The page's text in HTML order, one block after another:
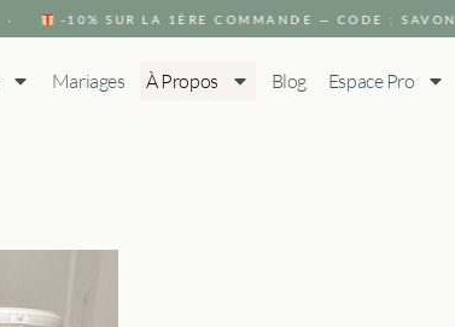
-10% SUR LA 1ÈRE COMMANDE — CODE : SAVON ·
Mariages À Propos Blog Espace Pro